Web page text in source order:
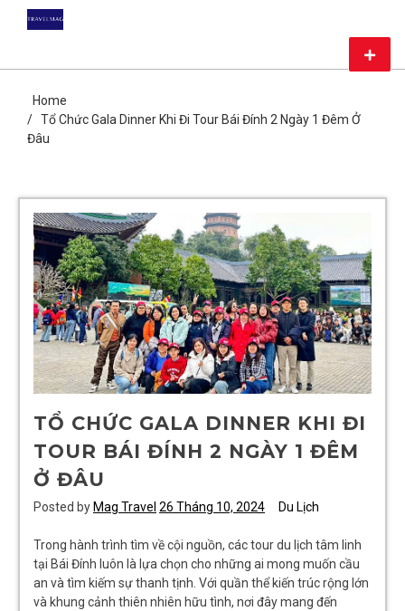
TRAVEL
Menu
CHIA SẺ KIẾN THỨC DU LỊCH HÀNG ĐẦU CHỈ CÓ TẠI MAG
Home
Tổ Chức Gala Dinner Khi Đi Tour Bái Đính 2 Ngày 1 Đêm Ở
Đâu
TỔ CHỨC GALA DINNER KHI ĐI
TOUR BÁI ĐÍNH 2 NGÀY 1 ĐÊM
Ở ĐÂU
Posted by Mag Travel 26 Tháng 10, 2024 Du Lịch
Trong hành trình tìm về cội nguồn, các tour du lịch tâm linh
tại Bái Đính luôn là lựa chọn cho những ai mong muốn cầu
an và tìm kiếm sự thanh tịnh. Với quần thể kiến trúc rộng lớn
và khung cảnh thiên nhiên hữu tình, nơi đây mang đến